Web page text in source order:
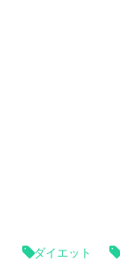
ダイエット